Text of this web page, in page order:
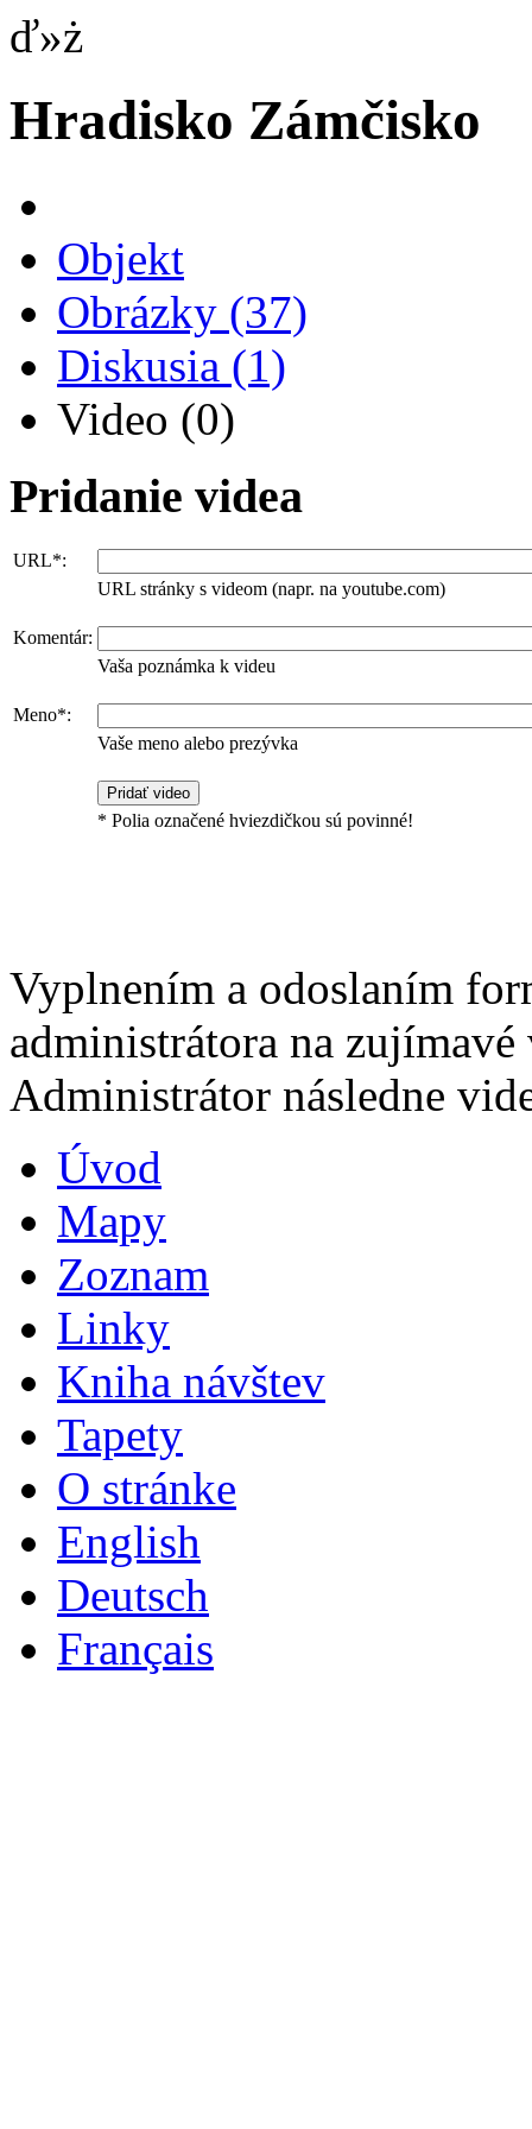
ď»ż
Hradisko Zámčisko
Objekt
Obrázky (37)
Diskusia (1)
Video (0)
Pridanie videa
URL*:
URL stránky s videom (napr. na youtube.com)
Komentár:
Vaša poznámka k videu
Meno*:
Vaše meno alebo prezývka
* Polia označené hviezdičkou sú povinné!
Vyplnením a odoslaním
administrátora na
Administrátor následne
Úvod
Mapy
Zoznam
Linky
Kniha návštev
Tapety
O stránke
English
Deutsch
Français